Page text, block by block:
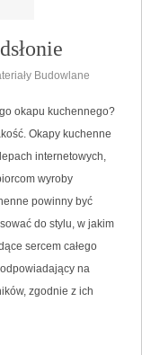
Budowlane
okapu kuchennego?
Okapy kuchenne
internetowych,
wyroby
powinny być
do stylu, w jakim
sercem całego
na
zgodnie z ich